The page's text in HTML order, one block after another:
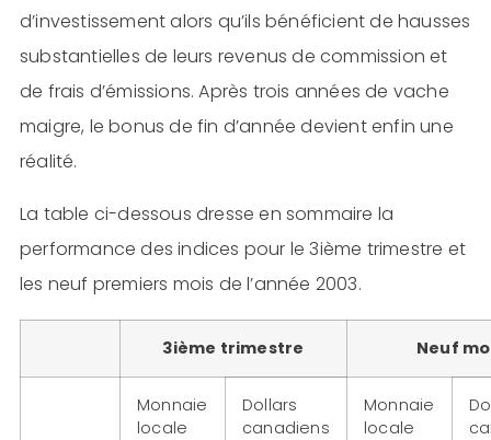
d’investissement alors qu’ils bénéficient de hausses
substantielles de leurs revenus de commission et
de frais d’émissions. Après trois années de vache
maigre, le bonus de fin d’année devient enfin une
réalité.
La table ci-dessous dresse en sommaire la
performance des indices pour le 3ième trimestre et
les neuf premiers mois de l’année 2003.
3ième trimestre Neuf
Monnaie
locale
Dollars
canadiens
Monnaie
locale